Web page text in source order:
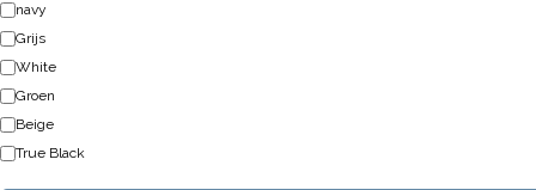
navy
Grijs
White
Groen
Beige
True Black